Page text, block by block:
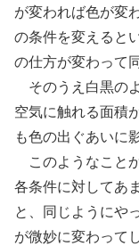
が変われば色が変
の条件を変えると
の仕方が変わって
そのうえ白黒の
空気に触れる面積
も色の出ぐあいに
このようなこと
各条件に対してあ
と、同じようにや
が微妙に変わって